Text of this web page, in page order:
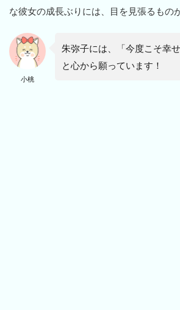
な彼女の成長ぶりには、目を見張るもの
小桃
朱弥子には、「今度こそ幸
と心から願っています！